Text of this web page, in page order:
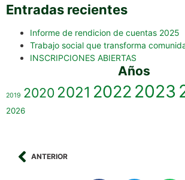
Entradas recientes
Informe de rendicion de cuentas 2025
Trabajo social que transforma
INSCRIPCIONES ABIERTAS
Años
2019 20202021 2022 2023
2026
ANTERIOR